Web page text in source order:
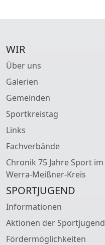
WIR
Über uns
Galerien
Gemeinden
Sportkreistag
Links
Fachverbände
Chronik 75 Jahre Sport im
Werra-Meißner-Kreis
SPORTJUGEND
Informationen
Aktionen der Sportjugend
Fördermöglichkeiten